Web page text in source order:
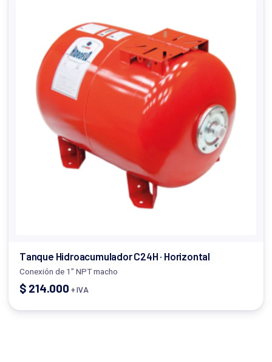
Tanque Hidroacumulador C24H · Horizontal
Conexión de 1" NPT macho
$ 214.000 + IVA